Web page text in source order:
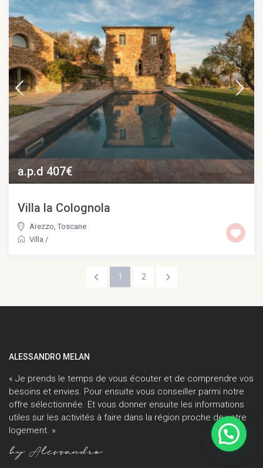
a.p.d 407€
Villa la Colognola
Arezzo,Toscane
Villa /
1 2
ALESSANDRO MELAN
« Je prends le temps de vous écouter et de comprendre vos
besoins et envies. Pour ensuite vous conseiller parmi notre
offre sélectionnée. Et vous donner ensuite les informations
utiles sur les activités à faire dans la région proche de votre
logement. »